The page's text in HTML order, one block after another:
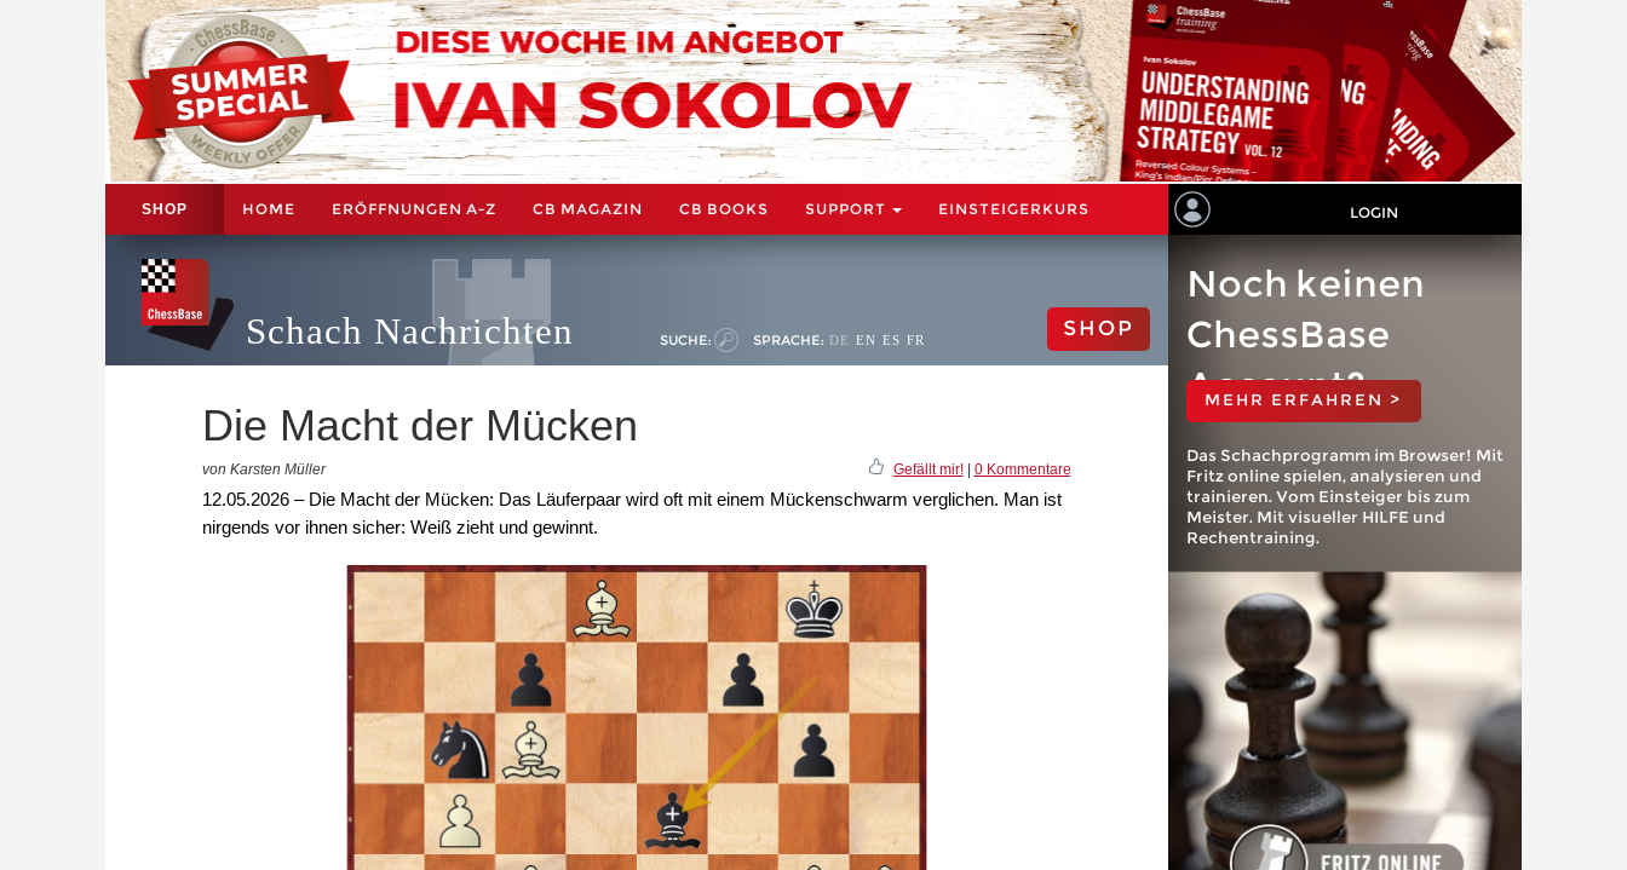
SHOP HOME ERÖFFNUNGEN A-Z CB MAGAZIN CB BOOKS SUPPORT EINSTEIGERKURS LOGIN
Schach Nachrichten SUCHE: SPRACHE: DE EN ES FR SHOP
Die Macht der Mücken
von Karsten Müller Gefällt mir!| 0 Kommentare
12.05.2026 – Die Macht der Mücken: Das Läuferpaar wird oft mit einem Mückenschwarm verglichen. Man ist
nirgends vor ihnen sicher: Weiß zieht und gewinnt.
Noch keinen
ChessBase
Account?
MEHR ERFAHREN >
Das Schachprogramm im Browser! Mit
Fritz online spielen, analysieren und
trainieren. Vom Einsteiger bis zum
Meister. Mit visueller HILFE und
Rechentraining.